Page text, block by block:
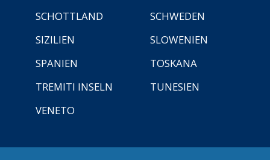
SCHOTTLAND
SCHWEDEN
SIZILIEN
SLOWENIEN
SPANIEN
TOSKANA
TREMITI INSELN
TUNESIEN
VENETO